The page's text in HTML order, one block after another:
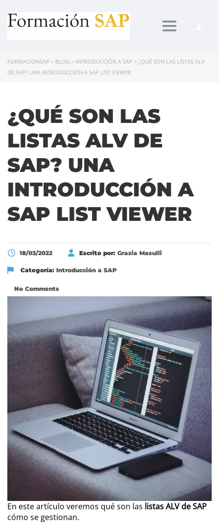
Toggle
FORMACIONSAP > BLOG > INTRODUCCIÓN A SAP > ¿QUÉ SON LAS LISTAS ALV
DE SAP? UNA INTRODUCCIÓN A SAP LIST VIEWER
¿QUÉ SON LAS
LISTAS ALV DE
SAP? UNA
INTRODUCCIÓN A
SAP LIST VIEWER
18/03/2022 Escrito por: Grazia Masulli
Categoría: Introducción a SAP
No Comments
En este artículo veremos qué son las listas ALV de SAP
cómo se gestionan.